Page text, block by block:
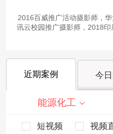
2016百威推广活动摄影师，
讯云校园推广摄影师，2018
近期案例 今
能源化工
短视频 视频